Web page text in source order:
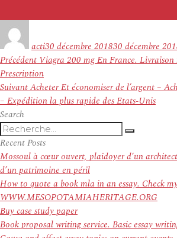
actile
30 décembre 201830 décembre
Navigation
de
l’article
Précédent Article
précédent :
Viagra 200 mg En France. Livraison
Prescription
SuivantArticle
suivant :
Acheter Et économiser de l’argent –
– Expédition la plus rapide des Etats-Unis
Search
Recherche
pour
:
Recherche
Recent Posts
Mossoul à cœur ouvert, plaidoyer d’un
d’un patrimoine en péril
How to quote a book mla in an essay. Check
WWW.MESOPOTAMIAHERITAGE.ORG
Buy case study paper
Book proposal writing service. Basic essay